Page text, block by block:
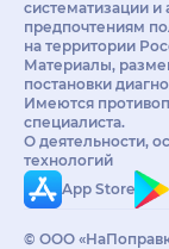
систематизации и
предпочтениям
на территории
Материалы,
постановки
Имеются
специалиста.
О деятельности,
технологий
App Store
© ООО